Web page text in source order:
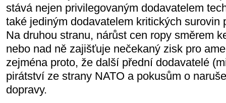
stává nejen privilegovaným dodavatelem
také jediným dodavatelem kritických surovin
Na druhou stranu, nárůst cen ropy směrem
nebo nad ně zajišťuje nečekaný zisk pro
zejména proto, že další přední dodavatelé
pirátství ze strany NATO a pokusům o
dopravy.